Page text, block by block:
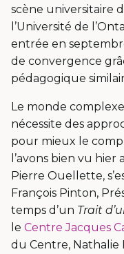
scène universitaire
l’Université de
entrée en
de convergence
pédagogique
Le monde
nécessite des
pour mieux le
l’avons bien vu
Pierre Ouellette,
François Pinton,
temps d’un Trait
le Centre Jacques
du Centre, Nathalie